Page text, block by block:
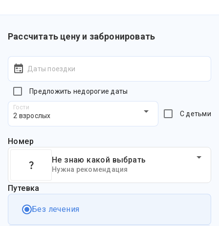
Рассчитать цену и забронировать
Даты поездки
Предложить недорогие даты
Гости
2 взрослых С детьми
Номер
Не знаю какой выбрать
Нужна рекомендация
Путевка
Без лечения